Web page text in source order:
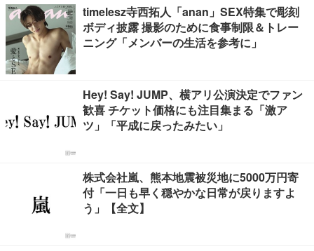
timelesz寺西拓人「anan」SEX特集で彫刻
ボディ披露 撮影のために食事制限＆トレー
ニング「メンバーの生活を参考に」
Hey! Say! JUMP、横アリ公演決定でファン
歓喜 チケット価格にも注目集まる「激ア
ツ」「平成に戻ったみたい」
株式会社嵐、熊本地震被災地に5000万円寄
付「一日も早く穏やかな日常が戻りますよ
う」【全文】